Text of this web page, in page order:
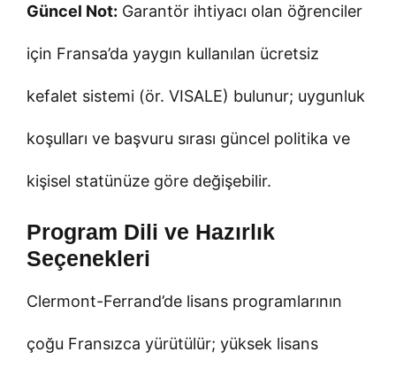
Güncel Not: Garantör ihtiyacı olan öğrenciler
için Fransa’da yaygın kullanılan ücretsiz
kefalet sistemi (ör. VISALE) bulunur; uygunluk
koşulları ve başvuru sırası güncel politika ve
kişisel statünüze göre değişebilir.
Program Dili ve Hazırlık
Seçenekleri
Clermont-Ferrand’de lisans programlarının
çoğu Fransızca yürütülür; yüksek lisans